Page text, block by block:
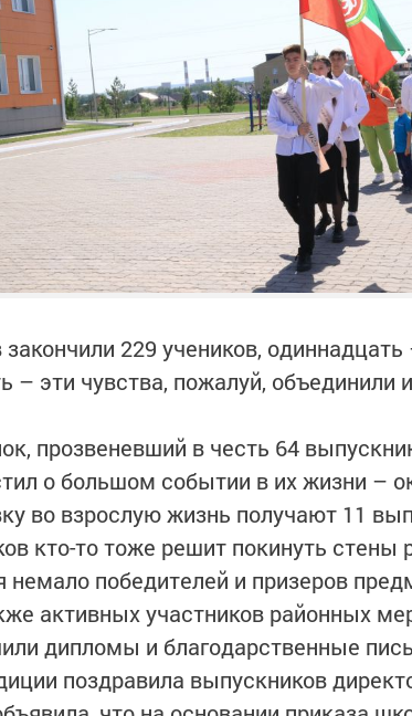
229 учеников,
– эти чувства, пожалуй, объединили
прозвеневший в честь 64
о большом событии в их жизни –
во взрослую жизнь получают 11
кто-то тоже решит покинуть стены
немало победителей и призеров
активных участников районных
дипломы и благодарственные
поздравила выпускников